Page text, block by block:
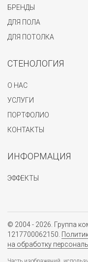
БРЕНДЫ
ДЛЯ ПОЛА
ДЛЯ ПОТОЛКА
СТЕНОЛОГИЯ
О НАС
УСЛУГИ
ПОРТФОЛИО
КОНТАКТЫ
ИНФОРМАЦИЯ
ЭФФЕКТЫ
© 2004 - 2026. Группа
1217700062150.
на обработку